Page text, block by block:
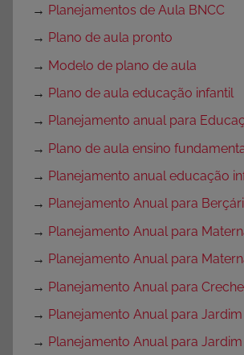
→ Planejamentos de Aula BNCC
→ Plano de aula pronto
→ Modelo de plano de aula
→ Plano de aula educação infantil
→ Planejamento anual para
→ Plano de aula ensino
→ Planejamento anual educação
→ Planejamento Anual para
→ Planejamento Anual para
→ Planejamento Anual para
→ Planejamento Anual para Creche
→ Planejamento Anual para Jardim
→ Planejamento Anual para Jardim